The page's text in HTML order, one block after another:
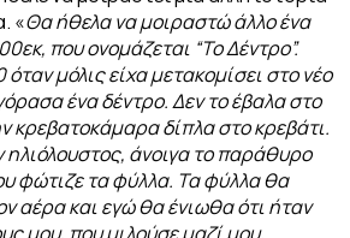
«Θα ήθελα να μοιραστώ άλλο ένα
που ονομάζεται “Το Δέντρο”.
μόλις είχα μετακομίσει στο νέο
ένα δέντρο. Δεν το έβαλα στο
κρεβατοκάμαρα δίπλα στο κρεβάτι.
ηλιόλουστος, άνοιγα το παράθυρο
φώτιζε τα φύλλα. Τα φύλλα θα
αέρα και εγώ θα ένιωθα ότι ήταν